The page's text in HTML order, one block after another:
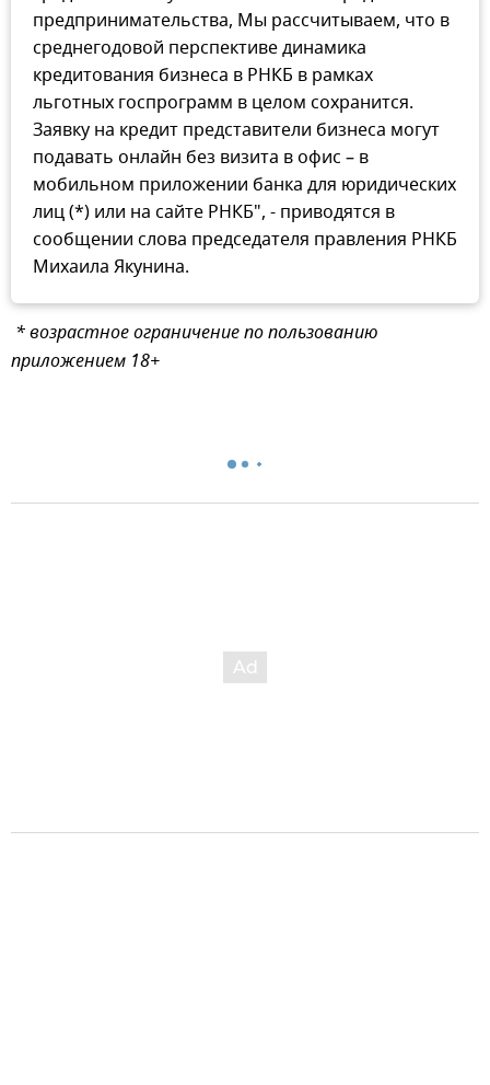
предпринимательства, Мы рассчитываем, что в
среднегодовой перспективе динамика
кредитования бизнеса в РНКБ в рамках
льготных госпрограмм в целом сохранится.
Заявку на кредит представители бизнеса могут
подавать онлайн без визита в офис – в
мобильном приложении банка для юридических
лиц (*) или на сайте РНКБ", - приводятся в
сообщении слова председателя правления РНКБ
Михаила Якунина.
* возрастное ограничение по пользованию
приложением 18+